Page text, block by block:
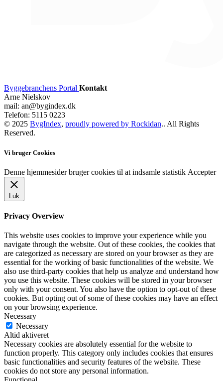
Byggebranchens Portal Kontakt
Arne Nielskov
mail: an@bygindex.dk
Telefon: 5115 0223
© 2025 BygIndex, proudly powered by Rockidan.. All Rights
Reserved.
Vi bruger Cookies
Denne hjemmesider bruger cookies til at indsamle statistik Accepter
Luk
Privacy Overview
This website uses cookies to improve your experience while you
navigate through the website. Out of these cookies, the cookies that
are categorized as necessary are stored on your browser as they are
essential for the working of basic functionalities of the website. We
also use third-party cookies that help us analyze and understand how
you use this website. These cookies will be stored in your browser
only with your consent. You also have the option to opt-out of these
cookies. But opting out of some of these cookies may have an effect
on your browsing experience.
Necessary
Necessary
Altid aktiveret
Necessary cookies are absolutely essential for the website to
function properly. This category only includes cookies that ensures
basic functionalities and security features of the website. These
cookies do not store any personal information.